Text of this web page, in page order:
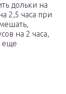
дольки на
2,5 часа при
на 2 часа,
еще